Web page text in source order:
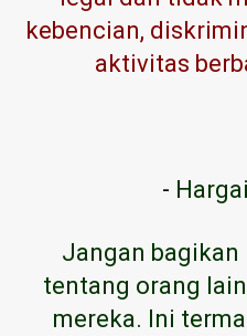
kebencian,
aktivitas
-
Jangan
tentang orang
mereka. Ini